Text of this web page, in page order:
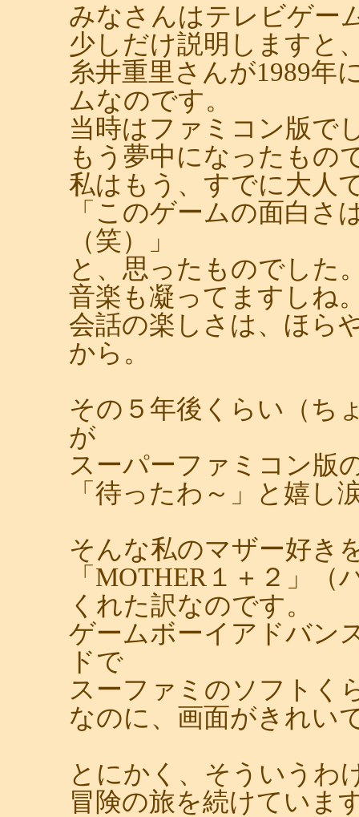
みなさんはテレビゲー
少しだけ説明しますと
糸井重里さんが1989年
ムなのです。
当時はファミコン版で
もう夢中になったもの
私はもう、すでに大人
「このゲームの面白さ
（笑）」
と、思ったものでした
音楽も凝ってますしね
会話の楽しさは、ほら
から。
その５年後くらい（ち
が
スーパーファミコン版
「待ったわ～」と嬉し
そんな私のマザー好き
「MOTHER１＋２」
くれた訳なのです。
ゲームボーイアドバン
ドで
スーファミのソフトく
なのに、画面がきれい
とにかく、そういうわ
冒険の旅を続けていま